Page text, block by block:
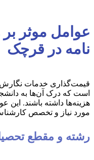
عوامل موثر بر
نامه در قرچک
قیمت‌گذاری خدمات نگارش
است که درک آن‌ها به
هزینه‌ها داشته باشند.
مورد نیاز و تخصص
رشته و مقطع